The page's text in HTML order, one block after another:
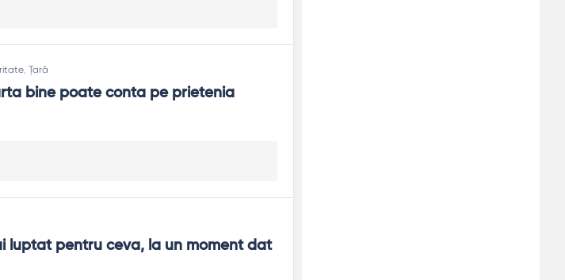
, Țară
bine poate conta pe prietenia
luptat pentru ceva, la un moment dat